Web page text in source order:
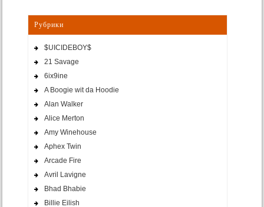
Рубрики
$UICIDEBOY$
21 Savage
6ix9ine
A Boogie wit da Hoodie
Alan Walker
Alice Merton
Amy Winehouse
Aphex Twin
Arcade Fire
Avril Lavigne
Bhad Bhabie
Billie Eilish